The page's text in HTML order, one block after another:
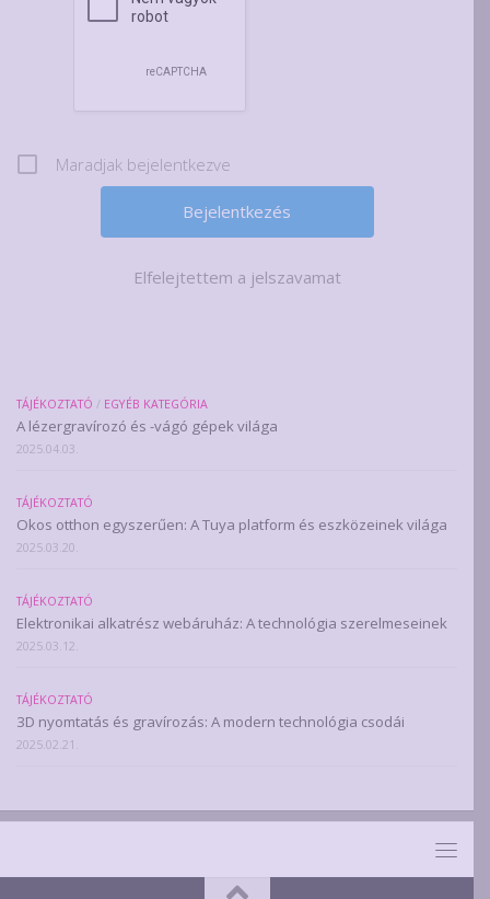
Maradjak bejelentkezve
Elfelejtettem a jelszavamat
TÁJÉKOZTATÓ / EGYÉB KATEGÓRIA
A lézergravírozó és -vágó gépek világa
2025.04.03.
TÁJÉKOZTATÓ
Okos otthon egyszerűen: A Tuya platform és eszközeinek világa
2025.03.20.
TÁJÉKOZTATÓ
Elektronikai alkatrész webáruház: A technológia szerelmeseinek
2025.03.12.
TÁJÉKOZTATÓ
3D nyomtatás és gravírozás: A modern technológia csodái
2025.02.21.